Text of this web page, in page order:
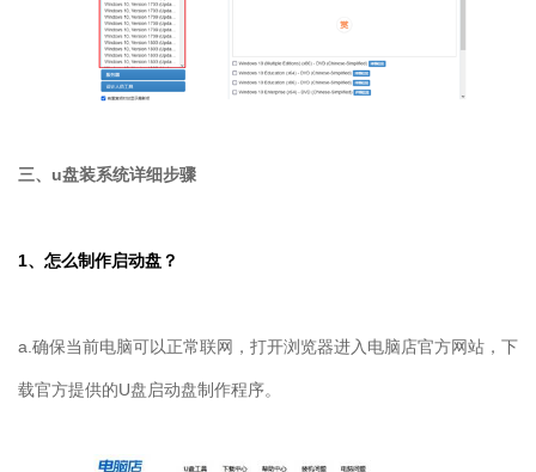
三、 u盘装系统详细步骤
1、怎么制作启动盘？
a.确保当前电脑可以正常联网，打开浏览器进入电脑店官方网站，下
载官方提供的U盘启动盘制作程序。